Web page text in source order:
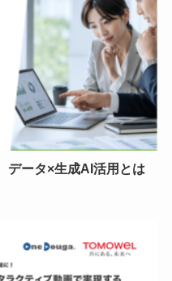
データ×生成AI活用とは